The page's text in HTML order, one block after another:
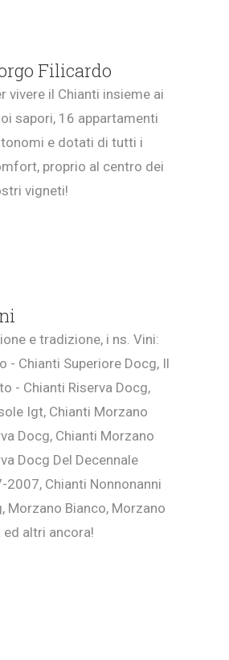
Filicardo
vivere il Chianti insieme ai
sapori, 16 appartamenti
e dotati di tutti i
proprio al centro dei
vigneti!
e tradizione, i ns. Vini:
- Chianti Superiore Docg, Il
- Chianti Riserva Docg,
Igt, Chianti Morzano
Docg, Chianti Morzano
Docg Del Decennale
2007, Chianti Nonnonanni
Morzano Bianco, Morzano
ed altri ancora!